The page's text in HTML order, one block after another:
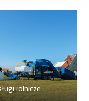
wysiew
przejeździe.
się
i
również wybrać w
rolnicze